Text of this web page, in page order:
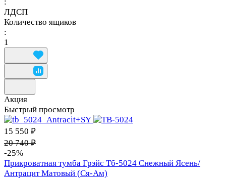
:
ЛДСП
Количество ящиков
:
1
Акция
Быстрый просмотр
15 550 ₽
20 740 ₽
-25%
Прикроватная тумба Грэйс Тб-5024 Снежный Ясень/
Антрацит Матовый (Ся-Ам)